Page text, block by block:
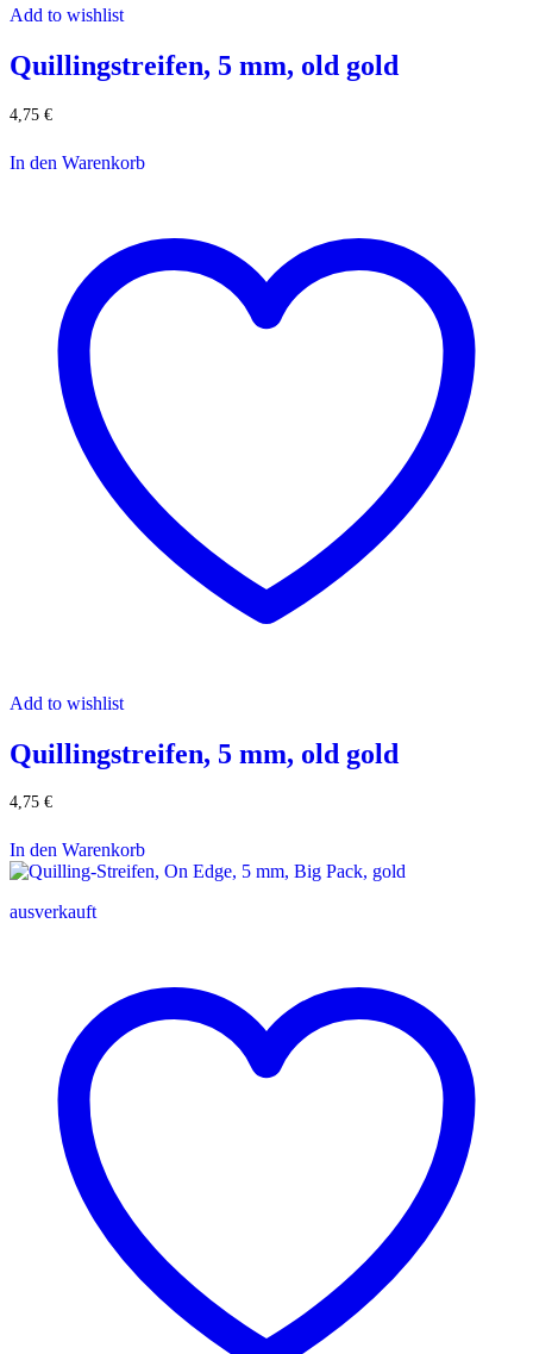
Add to wishlist
Quillingstreifen, 5 mm, old gold
4,75 €
In den Warenkorb
Add to wishlist
Quillingstreifen, 5 mm, old gold
4,75 €
In den Warenkorb
ausverkauft